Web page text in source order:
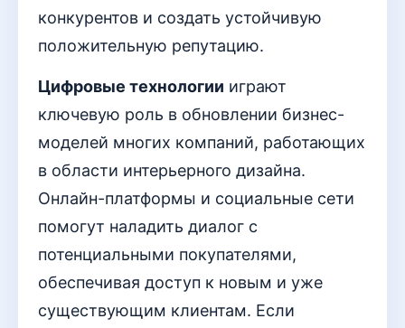
конкурентов и создать устойчивую
положительную репутацию.
Цифровые технологии играют
ключевую роль в обновлении бизнес-
моделей многих компаний, работающих
в области интерьерного дизайна.
Онлайн-платформы и социальные сети
помогут наладить диалог с
потенциальными покупателями,
обеспечивая доступ к новым и уже
существующим клиентам. Если